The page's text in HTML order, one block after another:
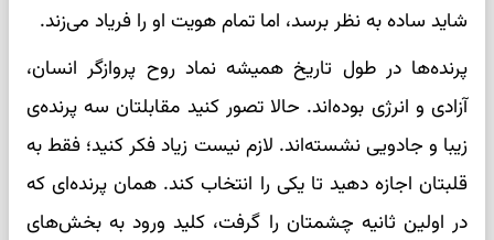
شاید ساده به نظر برسد، اما تمام هویت او را فریاد می‌زند.
پرنده‌ها در طول تاریخ همیشه نماد روح پروازگر انسان،
آزادی و انرژی بوده‌اند. حالا تصور کنید مقابلتان سه پرنده‌ی
زیبا و جادویی نشسته‌اند. لازم نیست زیاد فکر کنید؛ فقط به
قلبتان اجازه دهید تا یکی را انتخاب کند. همان پرنده‌ای که
در اولین ثانیه چشمتان را گرفت، کلید ورود به بخش‌های